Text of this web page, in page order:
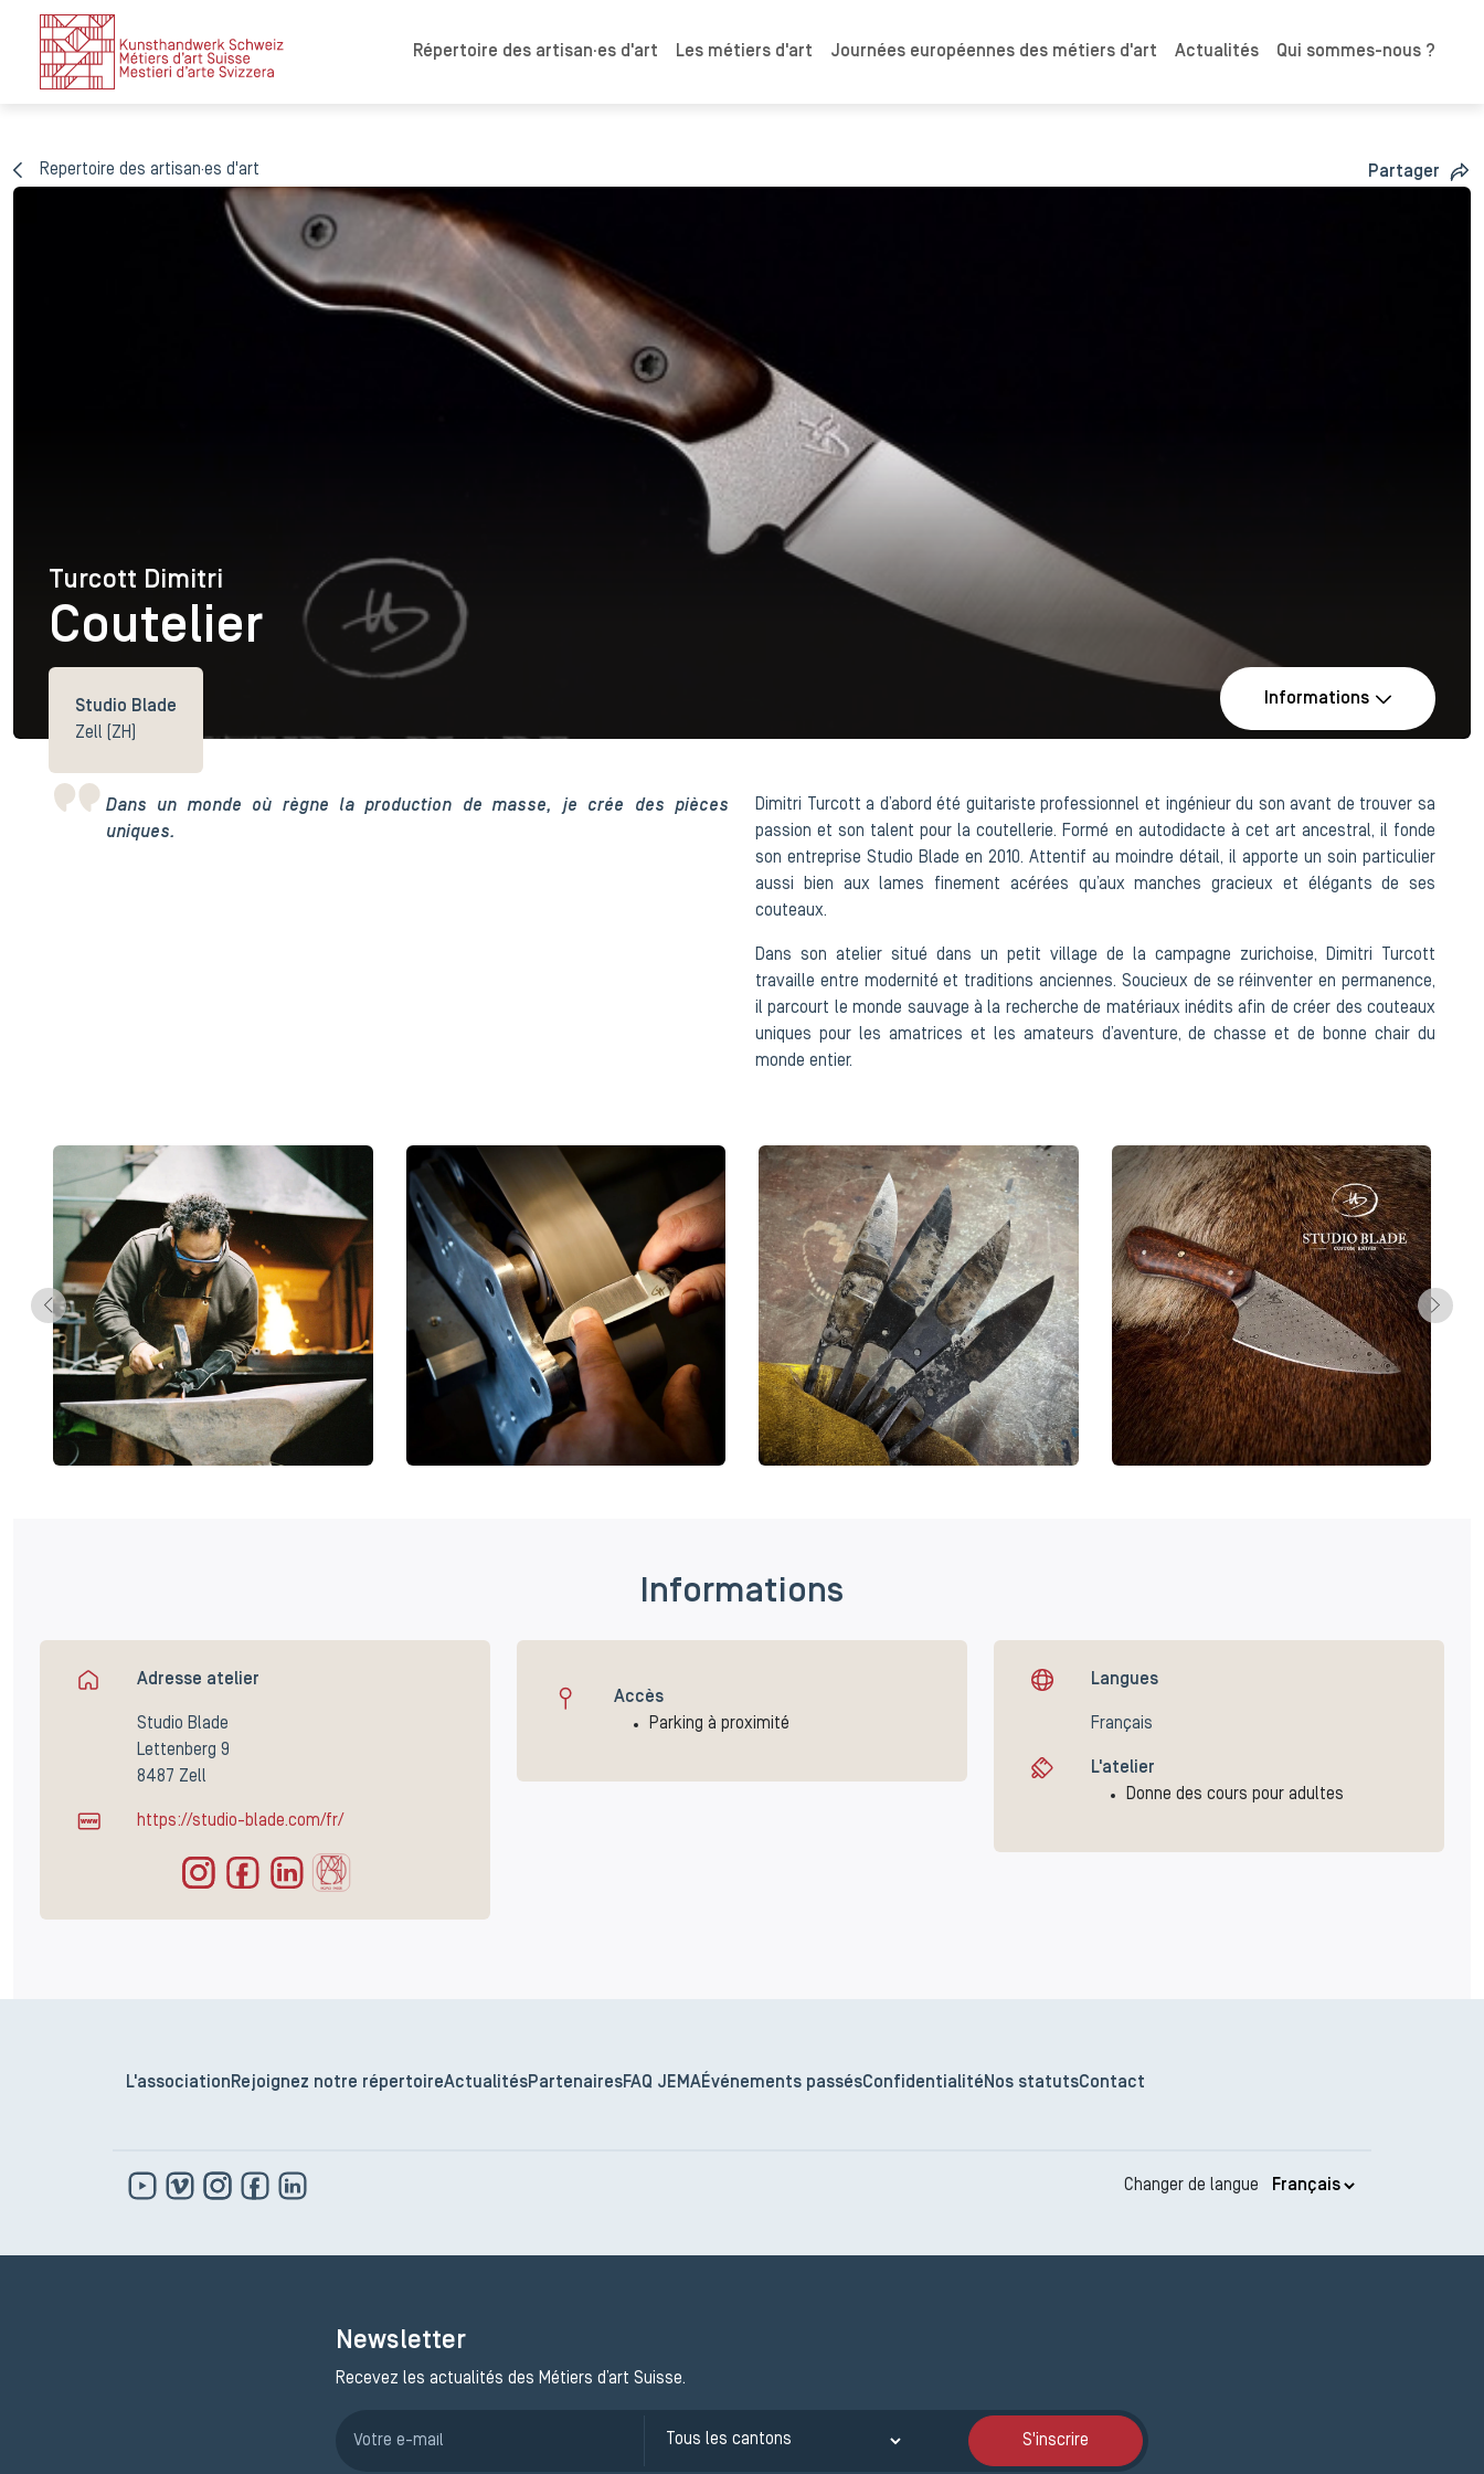
Répertoire des artisan·es d'art Les métiers d'art Journées européennes des métiers d'art Actualités Qui sommes-nous ?
Repertoire des artisan·es d'art Partager
Turcott Dimitri
Turcott Dimitri
Coutelier
Studio Blade
Zell (ZH)
Informations
Dans un monde où règne la production de masse, je crée des pièces
uniques.
Dimitri Turcott a d’abord été guitariste professionnel et ingénieur du son avant de trouver sa
passion et son talent pour la coutellerie. Formé en autodidacte à cet art ancestral, il fonde
son entreprise Studio Blade en 2010. Attentif au moindre détail, il apporte un soin particulier
aussi bien aux lames finement acérées qu’aux manches gracieux et élégants de ses
couteaux.
Dans son atelier situé dans un petit village de la campagne zurichoise, Dimitri Turcott
travaille entre modernité et traditions anciennes. Soucieux de se réinventer en permanence,
il parcourt le monde sauvage à la recherche de matériaux inédits afin de créer des couteaux
uniques pour les amatrices et les amateurs d’aventure, de chasse et de bonne chair du
monde entier.
Informations
Adresse atelier
Studio Blade
Lettenberg 9
8487 Zell
https://studio-blade.com/fr/
Accès
Parking à proximité
Langues
Français
L'atelier
Donne des cours pour adultes
L'association Rejoignez notre répertoireActualitésPartenairesFAQ JEMAÉvénements passésConfidentialité Nos statutsContact
Changer de langue
Newsletter
Recevez les actualités des Métiers d’art Suisse.
S'inscrire